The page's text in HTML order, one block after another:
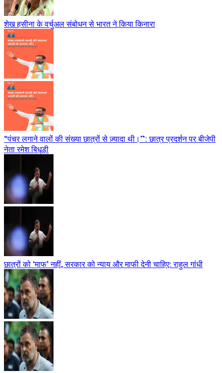
शेख हसीना के वर्चुअल संबोधन से भारत ने किया किनारा
“पंचर लगाने वालों की संख्या छात्रों से ज़्यादा थी।”: छात्र प्रदर्शन पर बीजेपी
नेता रमेश बिधूड़ी
छात्रों को ‘माफ’ नहीं, सरकार को न्याय और माफी देनी चाहिए: राहुल गांधी